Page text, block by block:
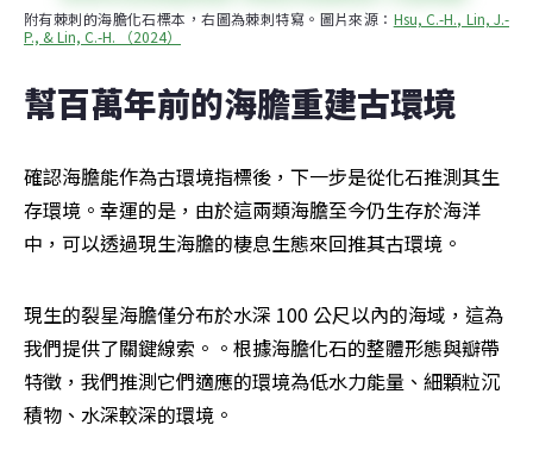
附有棘刺的海膽化石標本，右圖為棘刺特寫。圖片來源： Hsu, C.-H., Lin, J.-
P., & Lin, C.-H. （2024）
幫百萬年前的海膽重建古環境
確認海膽能作為古環境指標後，下一步是從化石推測其生
存環境。幸運的是，由於這兩類海膽至今仍生存於海洋
中，可以透過現生海膽的棲息生態來回推其古環境。
現生的裂星海膽僅分布於水深 100 公尺以內的海域，這為
我們提供了關鍵線索。。根據海膽化石的整體形態與瓣帶
特徵，我們推測它們適應的環境為低水力能量、細顆粒沉
積物、水深較深的環境。